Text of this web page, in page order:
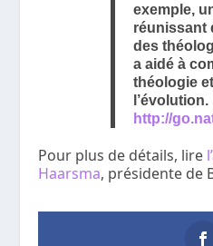
exemple,
réunissant
des
a aidé à
théologie
http://
Pour plus de détails, lire
Haarsma, présidente de